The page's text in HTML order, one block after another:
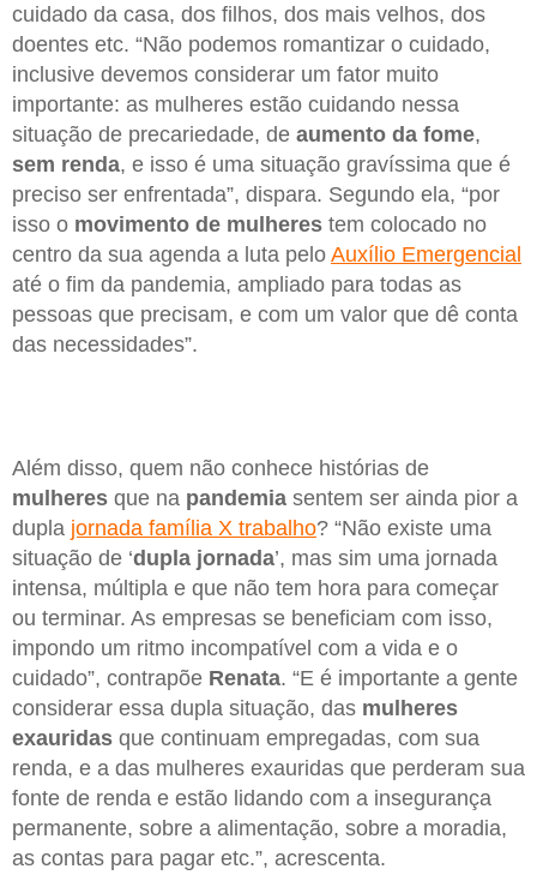
cuidado da casa, dos filhos, dos mais velhos, dos
doentes etc. “Não podemos romantizar o cuidado,
inclusive devemos considerar um fator muito
importante: as mulheres estão cuidando nessa
situação de precariedade, de aumento da fome,
sem renda, e isso é uma situação gravíssima que é
preciso ser enfrentada”, dispara. Segundo ela, “por
isso o movimento de mulheres tem colocado no
centro da sua agenda a luta pelo Auxílio Emergencial
até o fim da pandemia, ampliado para todas as
pessoas que precisam, e com um valor que dê conta
das necessidades”.
Além disso, quem não conhece histórias de
mulheres que na pandemia sentem ser ainda pior a
dupla jornada família X trabalho? “Não existe uma
situação de ‘dupla jornada’, mas sim uma jornada
intensa, múltipla e que não tem hora para começar
ou terminar. As empresas se beneficiam com isso,
impondo um ritmo incompatível com a vida e o
cuidado”, contrapõe Renata. “E é importante a gente
considerar essa dupla situação, das mulheres
exauridas que continuam empregadas, com sua
renda, e a das mulheres exauridas que perderam sua
fonte de renda e estão lidando com a insegurança
permanente, sobre a alimentação, sobre a moradia,
as contas para pagar etc.”, acrescenta.